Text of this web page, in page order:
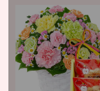
V.C、抽出V.E、チャ
色料（パーム油カロ